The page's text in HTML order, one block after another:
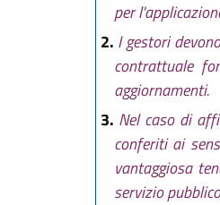
per
2. I gestori
contrattuale
aggiornamenti.
3. Nel caso di
conferiti ai
vantaggiosa
servizio